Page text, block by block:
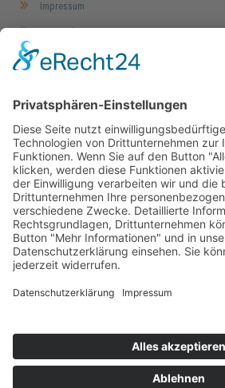
Impressum
AGB
Barrierefreiheitserklärung
Cookie-Einstellungen
MEIN KONTO
Home
Mein Konto
Meine Wunschliste